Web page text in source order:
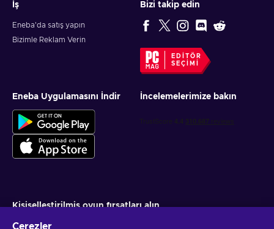
İş
Eneba'da satış yapın
Bizimle Reklam Verin
Bizi takip edin
EDITÖR
SEÇIMI
Eneba Uygulamasını İndir İncelemelerimize bakın
Kişiselleştirilmiş oyun fırsatları alın
Çerezler